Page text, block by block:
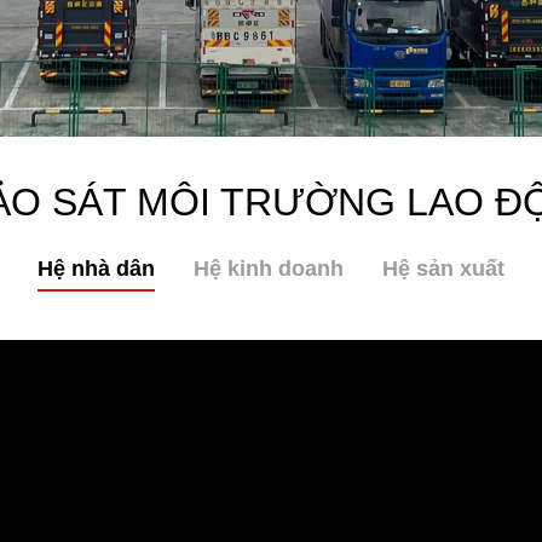
SÁT MÔI TRƯỜNG LAO
Hệ nhà dân Hệ kinh doanh Hệ sản xuất